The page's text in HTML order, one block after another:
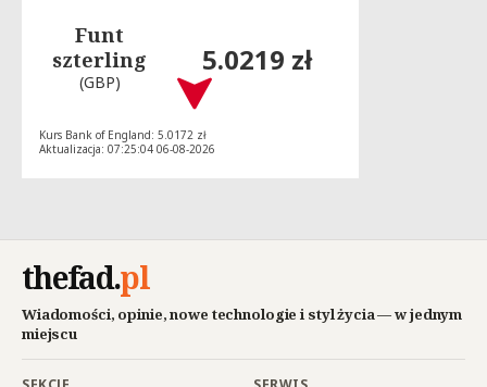
Funt
szterling
(GBP)
5.0219 zł
Kurs Bank of England: 5.0172 zł
Aktualizacja: 07:25:04 06-08-2026
thefad.pl
Wiadomości, opinie, nowe technologie i styl życia — w jednym
miejscu